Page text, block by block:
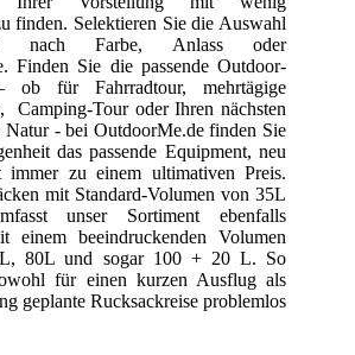
finden. Selektieren Sie die Auswahl
nach Farbe, Anlass oder
Finden Sie die passende Outdoor-
ob für Fahrradtour, mehrtägige
Camping-Tour oder Ihren nächsten
- bei OutdoorMe.de finden Sie
das passende Equipment, neu
immer zu einem ultimativen Preis.
mit Standard-Volumen von 35L
unser Sortiment ebenfalls
einem beeindruckenden Volumen
80L und sogar 100 + 20 L. So
für einen kurzen Ausflug als
geplante Rucksackreise problemlos